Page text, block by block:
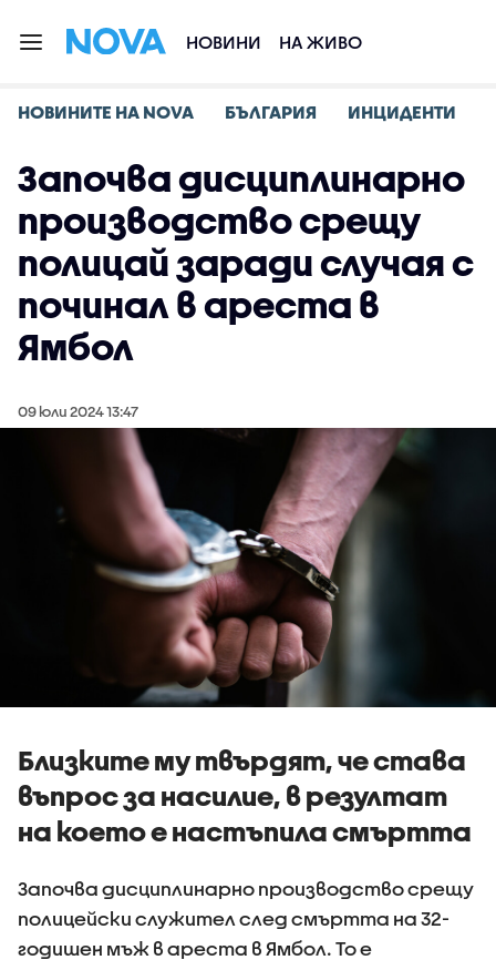
НОВИНИ НА ЖИВО
НОВИНИТЕ НА NOVA БЪЛГАРИЯ ИНЦИДЕНТИ
Започва дисциплинарно
производство срещу
полицай заради случая с
починал в ареста в
Ямбол
09 юли 2024 13:47
Близките му твърдят, че става
въпрос за насилие, в резултат
на което е настъпила смъртта
Започва дисциплинарно производство срещу
полицейски служител след смъртта на 32-
годишен мъж в ареста в Ямбол. То е